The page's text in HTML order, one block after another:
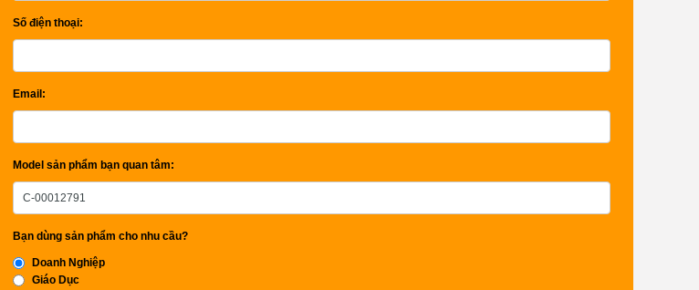
Số điện thoại:
Email:
Model sản phẩm bạn quan tâm:
Bạn dùng sản phẩm cho nhu cầu?
Doanh Nghiệp
Giáo Dục